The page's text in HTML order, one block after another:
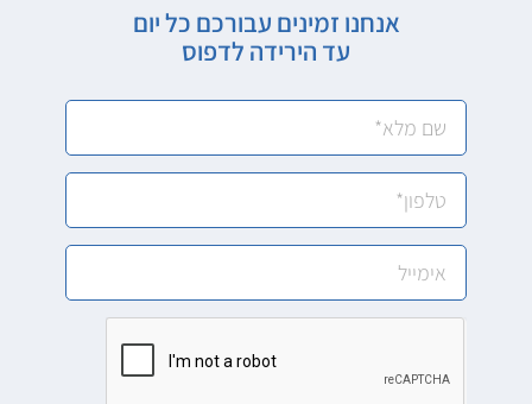
אנחנו זמינים עבורכם כל יום
עד הירידה לדפוס